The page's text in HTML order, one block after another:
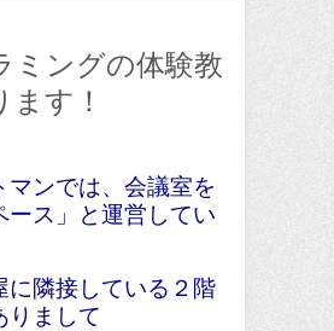
ミングの体験教
ます！
マンでは、会議室を
ース」と運営してい
に隣接している２階
りまして